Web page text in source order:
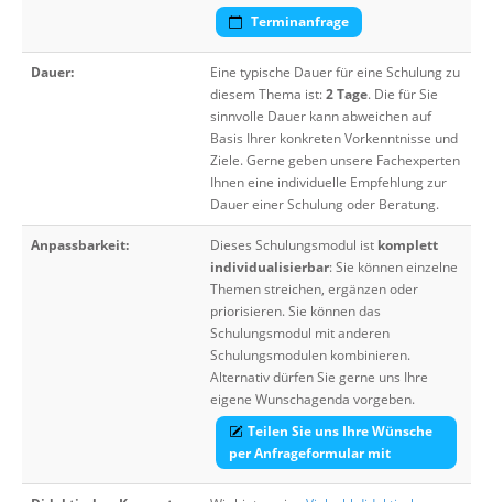
Terminanfrage
Dauer:
Eine typische Dauer für eine Schulung zu
diesem Thema ist:2 Tage. Die für Sie
sinnvolle Dauer kann abweichen auf
Basis Ihrer konkreten Vorkenntnisse und
Ziele. Gerne geben unsere Fachexperten
Ihnen eine individuelle Empfehlung zur
Dauer einer Schulung oder Beratung.
Anpassbarkeit: Dieses Schulungsmodul ist komplett
individualisierbar: Sie können einzelne
Themen streichen, ergänzen oder
priorisieren. Sie können das
Schulungsmodul mit anderen
Schulungsmodulen kombinieren.
Alternativ dürfen Sie gerne uns Ihre
eigene Wunschagenda vorgeben.
Teilen Sie uns Ihre Wünsche
per Anfrageformular mit